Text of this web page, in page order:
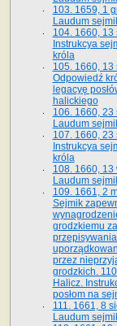
103. 1659, 1
Laudum
104. 1660,
Instrukcya
króla
105. 1660, 13
Odpowiedź
legacyę
halickiego
106. 1660,
Laudum
107. 1660,
Instrukcya
króla
108. 1660, 13
Laudum
109. 1661, 2
Sejmik
grodzkiemu
przez
grodzkich.
Halicz.
posłom na
111. 1661, 8
Laudum